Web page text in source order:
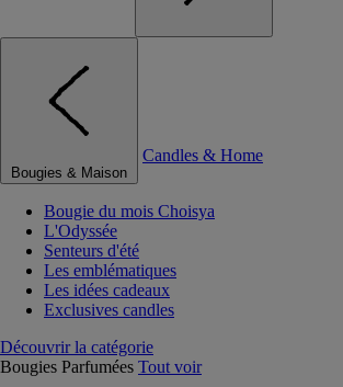
Bougies & Maison
Candles & Home
Bougie du mois Choisya
L'Odyssée
Senteurs d'été
Les emblématiques
Les idées cadeaux
Exclusives candles
Découvrir la catégorie
Bougies Parfumées Tout voir